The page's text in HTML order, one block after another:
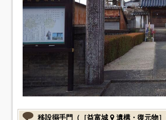
移設搦手門（［益富城 遺構・復元物］